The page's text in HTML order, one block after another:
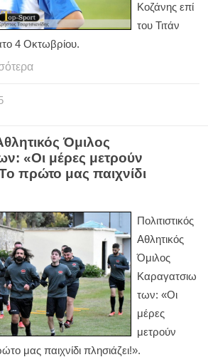
Κοζάνης επί
του Τιτάν
4 Οκτωβρίου.
Όμιλος
«Οι μέρες μετρούν
πρώτο μας παιχνίδι
Πολιτιστικός
Αθλητικός
Όμιλος
Καραγατσιω
των: «Οι
μέρες
μετρούν
μας παιχνίδι πλησιάζει!».